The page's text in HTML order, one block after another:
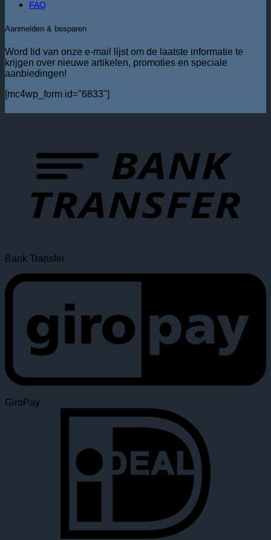
FAQ
Aanmelden & besparen
Word lid van onze e-mail lijst om de laatste informatie te
krijgen over nieuwe artikelen, promoties en speciale
aanbiedingen!
[mc4wp_form id="6833"]
Bank Transfer
GiroPay